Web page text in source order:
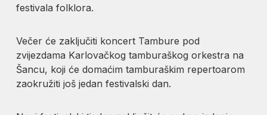
festivala folklora.
Večer će zaključiti koncert Tambure pod
zvijezdama Karlovačkog tamburaškog orkestra na
Šancu, koji će domaćim tamburaškim repertoarom
zaokružiti još jedan festivalski dan.